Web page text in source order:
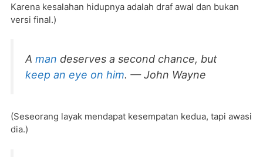
Karena kesalahan hidupnya adalah draf awal dan bukan
versi final.)
A man deserves a second chance, but
keep an eye on him. — John Wayne
(Seseorang layak mendapat kesempatan kedua, tapi awasi
dia.)